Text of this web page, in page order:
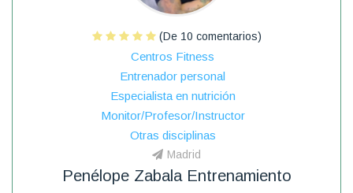
(De 10 comentarios)
Centros Fitness
Entrenador personal
Especialista en nutrición
Monitor/Profesor/Instructor
Otras disciplinas
Madrid
Penélope Zabala Entrenamiento